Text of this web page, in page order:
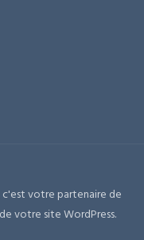
votre partenaire de
votre site WordPress.